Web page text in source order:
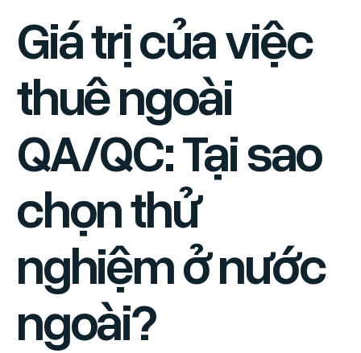
Giá trị của việc
thuê ngoài
QA/QC: Tại sao
chọn thử
nghiệm ở nước
ngoài?